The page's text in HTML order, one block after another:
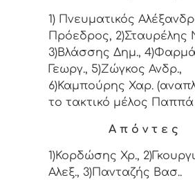
1) Πνευματικός
Πρόεδρος, 2)Σταυρέλης
3)Βλάσσης Δημ.,
Γεωργ., 5)Ζώγκος Ανδρ.,
6)Καμπούρης Χαρ.
το τακτικό μέλος Παππά
Α π ό ν τ ε ς
1)Κορδώσης Χρ.,
Αλεξ., 3)Πανταζής Βασ..